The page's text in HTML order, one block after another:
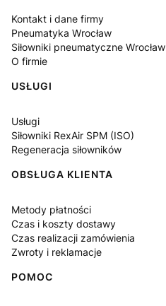
Kontakt i dane firmy
Pneumatyka Wrocław
Siłowniki pneumatyczne Wrocław
O firmie
USŁUGI
Usługi
Siłowniki RexAir SPM (ISO)
Regeneracja siłowników
OBSŁUGA KLIENTA
Metody płatności
Czas i koszty dostawy
Czas realizacji zamówienia
Zwroty i reklamacje
POMOC